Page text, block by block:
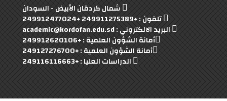
شمال كردقان الأبيض - السودان
تلفون : +249911275389 +249912477024
البريد الالكتروني : academic@kordofan.edu.sd
أمانة الشؤون العلمية : +249912620106
أمانة الشؤون العلمية : +249127276700
الدراسات العليا : +249116116663